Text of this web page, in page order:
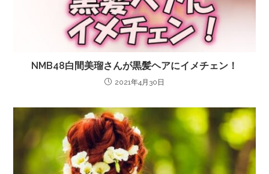
NMB48白間美瑠さんが黒髪ヘアにイメチェン！
2021年4月30日